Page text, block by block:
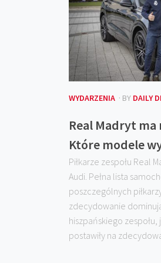
WYDARZENIA · BY DAILY
Real Madryt ma
Które modele
Piłkarze zespołu Real
Audi. Pełna lista
poszczególnych
zdecydowanie
hiszpańskiego
postawiły na